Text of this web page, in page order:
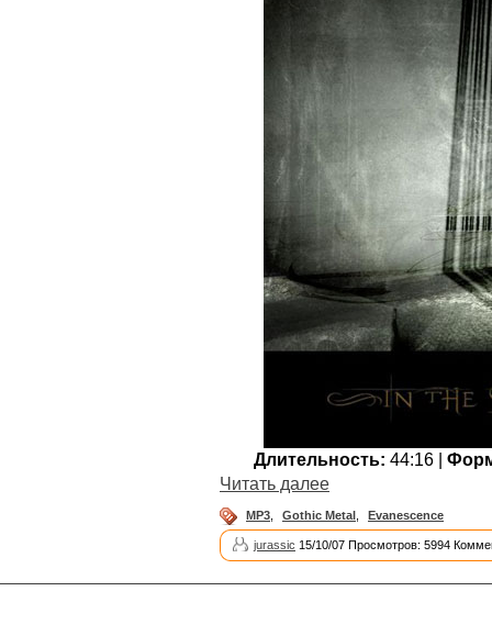
Длительность: 44:16 |
Читать далее
MP3 Gothic Metal Evanescence
jurassic 15/10/07 Просмотров: 5994